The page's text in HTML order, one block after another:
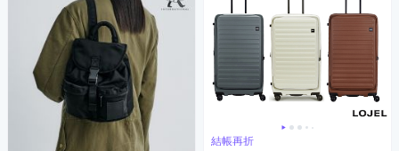
結帳再折